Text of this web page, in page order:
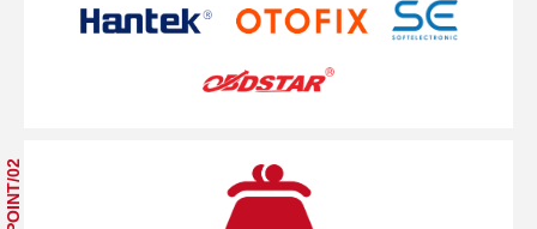
POINT/02